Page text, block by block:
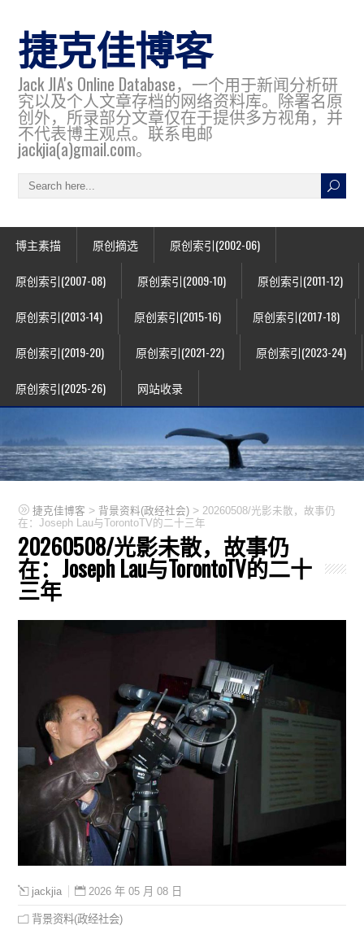
捷克佳博客
Jack JIA's Online Database，一个用于新闻分析研
究以及个人文章存档的网络资料库。除署名原
创外，所录部分文章仅在于提供多方视角，并
不代表博主观点。联系电邮
jackjia(a)gmail.com。
博主素描 原创摘选 原创索引(2002-06)
原创索引(2007-08) 原创索引(2009-10) 原创索引(2011-12)
原创索引(2013-14) 原创索引(2015-16) 原创索引(2017-18)
原创索引(2019-20) 原创索引(2021-22) 原创索引(2023-24)
原创索引(2025-26) 网站收录
捷克佳博客 > 背景资料(政经社会) > 20260508/光影未散，故事仍
在：Joseph Lau与TorontoTV的二十三年
20260508/光影未散，故事仍
在：Joseph Lau与TorontoTV的二十
三年
jackjia 2026 年 05 月 08 日
背景资料(政经社会)